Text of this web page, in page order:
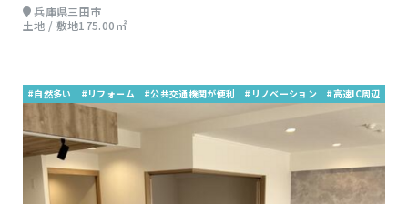
兵庫県三田市
土地 / 敷地175.00㎡
#自然多い #リフォーム #公共交通機関が便利 #リノベーション #高速IC周辺